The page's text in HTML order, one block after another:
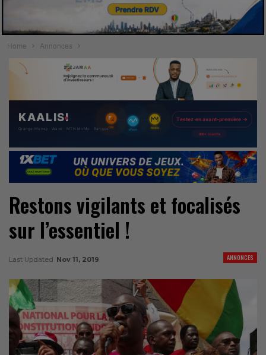
Home Annonces
Restons vigilants et focalisés
sur l’essentiel !
ANNONCES
Last Updated Nov 11, 2019